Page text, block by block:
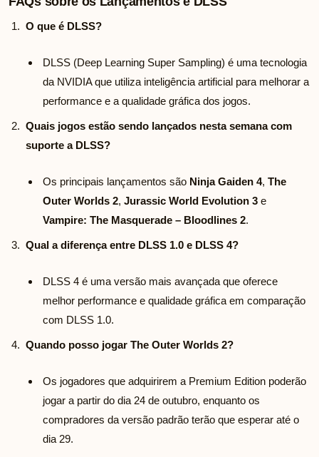
O que é DLSS?
DLSS (Deep Learning Super Sampling) é uma tecnologia
da NVIDIA que utiliza inteligência artificial para melhorar a
performance e a qualidade gráfica dos jogos.
Quais jogos estão sendo lançados nesta semana com
suporte a DLSS?
Os principais lançamentos são Ninja Gaiden 4, The
Outer Worlds 2, Jurassic World Evolution 3 e
Vampire: The Masquerade – Bloodlines 2.
Qual a diferença entre DLSS 1.0 e DLSS 4?
DLSS 4 é uma versão mais avançada que oferece
melhor performance e qualidade gráfica em comparação
com DLSS 1.0.
Quando posso jogar The Outer Worlds 2?
Os jogadores que adquirirem a Premium Edition poderão
jogar a partir do dia 24 de outubro, enquanto os
compradores da versão padrão terão que esperar até o
dia 29.